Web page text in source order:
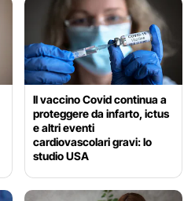
Il vaccino Covid continua a
proteggere da infarto, ictus
e altri eventi
cardiovascolari gravi: lo
studio USA